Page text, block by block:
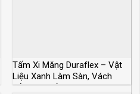
Tấm Xi Măng Duraflex – Vật
Liệu Xanh Làm Sàn, Vách
Trần Siêu Bền